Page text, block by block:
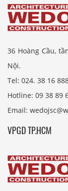
36 Hoàng Cầu,
Nội.
Tel: 024. 38 16
Hotline: 09 38 89
Email:
VPGD TP.HCM